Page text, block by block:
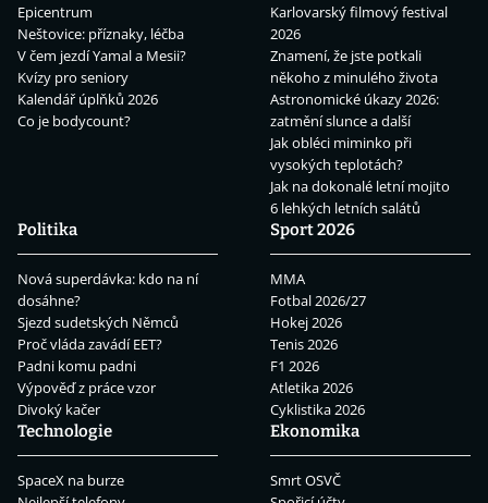
Epicentrum
Neštovice: příznaky, léčba
V čem jezdí Yamal a Mesii?
Kvízy pro seniory
Kalendář úplňků 2026
Co je bodycount?
Karlovarský filmový festival
2026
Znamení, že jste potkali
někoho z minulého života
Astronomické úkazy 2026:
zatmění slunce a další
Jak obléci miminko při
vysokých teplotách?
Jak na dokonalé letní mojito
6 lehkých letních salátů
Politika
Nová superdávka: kdo na ní
dosáhne?
Sjezd sudetských Němců
Proč vláda zavádí EET?
Padni komu padni
Výpověď z práce vzor
Divoký kačer
Sport 2026
MMA
Fotbal 2026/27
Hokej 2026
Tenis 2026
F1 2026
Atletika 2026
Cyklistika 2026
Technologie
SpaceX na burze
Ekonomika
Smrt OSVČ